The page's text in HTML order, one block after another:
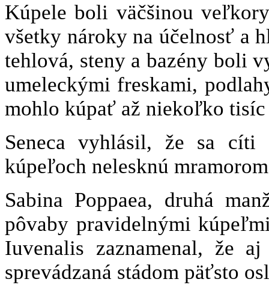
Kúpele boli väčšinou
všetky nároky na účelnosť a
tehlová, steny a bazény boli
umeleckými freskami,
mohlo kúpať až niekoľko tisíc
Seneca vyhlásil, že sa
kúpeľoch nelesknú
Sabina Poppaea, druhá
pôvaby pravidelnými
Iuvenalis zaznamenal, že
sprevádzaná stádom päťsto